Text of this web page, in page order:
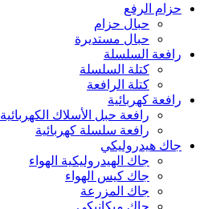
حزام الرفع
حبال حزام
حبال مستديرة
رافعة السلسلة
كتلة السلسلة
كتلة الرافعة
رافعة كهربائية
رافعة حبل الأسلاك الكهربائية
رافعة سلسلة كهربائية
جاك هيدروليكي
جاك الهيدروليكية الهواء
جاك كيس الهواء
جاك المزرعة
جاك ميكانيكي